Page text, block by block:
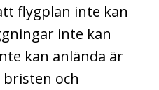
flygplan inte kan
inte kan
kan anlända är
och